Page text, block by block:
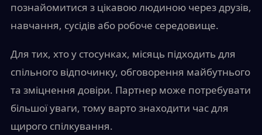
познайомитися з цікавою людиною через друзів,
навчання, сусідів або робоче середовище.
Для тих, хто у стосунках, місяць підходить для
спільного відпочинку, обговорення майбутнього
та зміцнення довіри. Партнер може потребувати
більшої уваги, тому варто знаходити час для
щирого спілкування.